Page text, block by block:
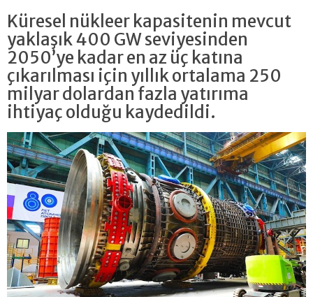
Küresel nükleer kapasitenin mevcut
yaklaşık 400 GW seviyesinden
2050’ye kadar en az üç katına
çıkarılması için yıllık ortalama 250
milyar dolardan fazla yatırıma
ihtiyaç olduğu kaydedildi.